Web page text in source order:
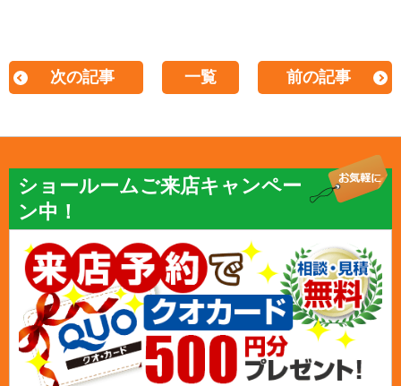
次の記事 一覧 前の記事
ショールームご来店キャンペー
ン中！